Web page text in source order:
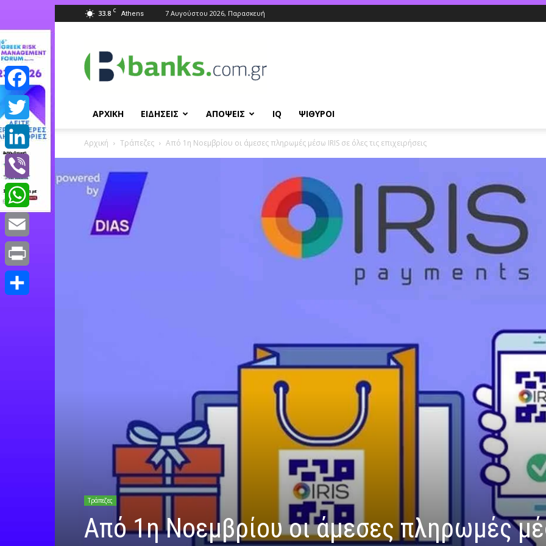
33.8 C Athens 7 Αυγούστου 2026, Παρασκευή
ΑΡΧΙΚΗ ΕΙΔΗΣΕΙΣ ΑΠΟΨΕΙΣ IQ ΨΙΘΥΡΟΙ
Αρχική Τράπεζες Από 1η Νοεμβρίου οι άμεσες πληρωμές μέσω IRIS σε όλες τις επιχειρήσεις
Τράπεζες
Από 1η Νοεμβρίου οι άμεσες πληρωμές
Facebook
Twitter
LinkedIn
Viber
WhatsApp
Email
Print